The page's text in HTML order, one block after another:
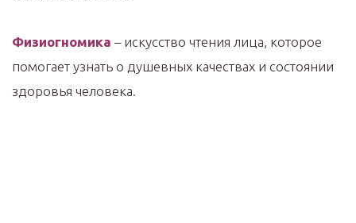
Физиогномика – искусство чтения лица, которое
помогает узнать о душевных качествах и состоянии
здоровья человека.